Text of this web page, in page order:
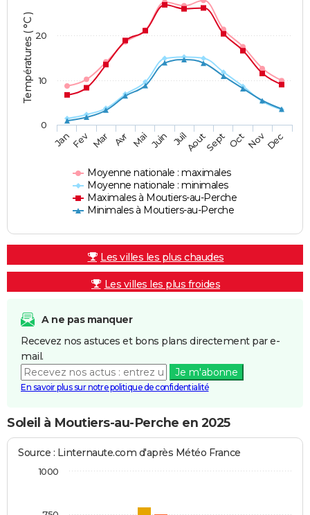
Températures ( °C )
Moyenne nationale : maximales
Moyenne nationale : minimales
Maximales à Moutiers-au-Perche
Minimales à Moutiers-au-Perche
JanFev Mar Avr Mai Juin JuilAoutSept OctNovDec
0
10
20
Les villes les plus chaudes
Les villes les plus froides
A ne pas manquer
Recevez nos astuces et bons plans directement par e-
mail.
Je m'abonne
En savoir plus sur notre politique de confidentialité
Soleil à Moutiers-au-Perche en 2025
Source : Linternaute.com d'après Météo France
1000